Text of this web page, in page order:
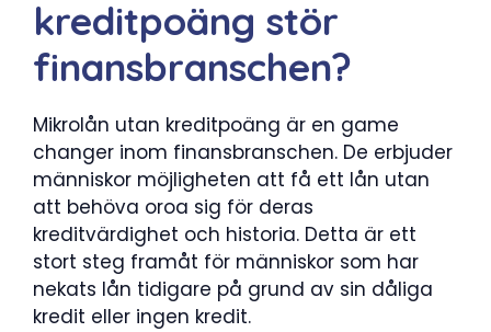
kreditpoäng stör
finansbranschen?
Mikrolån utan kreditpoäng är en game
changer inom finansbranschen. De erbjuder
människor möjligheten att få ett lån utan
att behöva oroa sig för deras
kreditvärdighet och historia. Detta är ett
stort steg framåt för människor som har
nekats lån tidigare på grund av sin dåliga
kredit eller ingen kredit.